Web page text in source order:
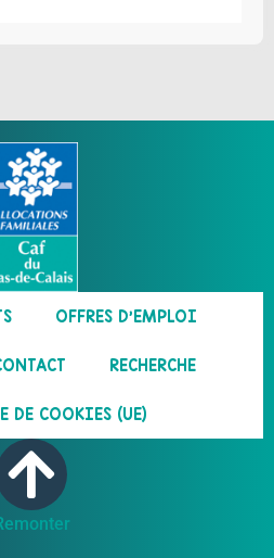
OFFRES D’EMPLOI
RECHERCHE
DE COOKIES (UE)